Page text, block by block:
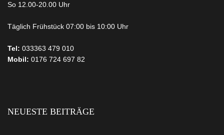
So 12.00-20.00 Uhr
Täglich Frühstück 07:00 bis 10:00 Uhr
Tel: 033363 479 010
Mobil: 0176 724 697 82
NEUESTE BEITRÄGE